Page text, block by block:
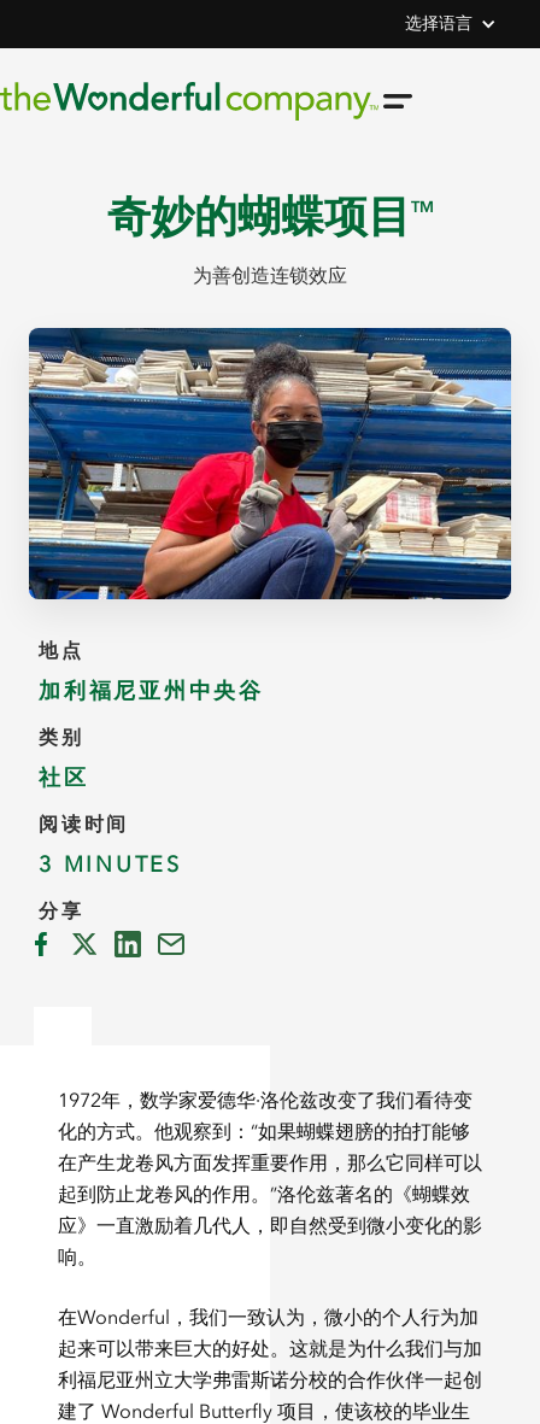
选择语言
奇妙的蝴蝶项目 TM
为善创造连锁效应
地点
加利福尼亚州中央谷
类别
社区
阅读时间
3 MINUTES
分享
1972年，数学家爱德华·洛伦兹改变了我们看待变
化的方式。他观察到：“如果蝴蝶翅膀的拍打能够
在产生龙卷风方面发挥重要作用，那么它同样可以
起到防止龙卷风的作用。”洛伦兹著名的《蝴蝶效
应》一直激励着几代人，即自然受到微小变化的影
响。
在Wonderful，我们一致认为，微小的个人行为加
起来可以带来巨大的好处。这就是为什么我们与加
利福尼亚州立大学弗雷斯诺分校的合作伙伴一起创
建了 Wonderful Butterfly 项目，使该校的毕业生